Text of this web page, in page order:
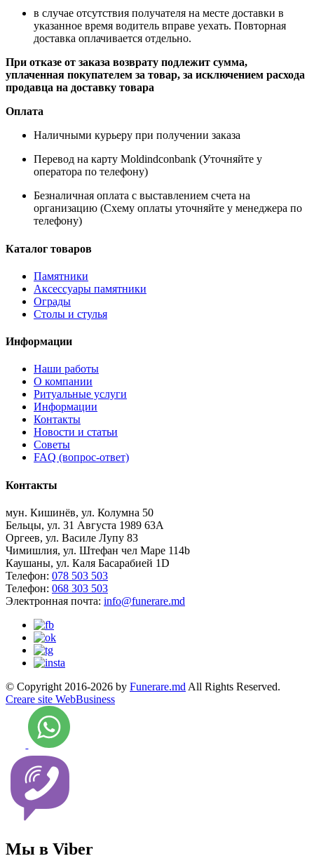
в случае отсутствия получателя на месте доставки в
указанное время водитель вправе уехать. Повторная
доставка оплачивается отдельно.
При отказе от заказа возврату подлежит сумма,
уплаченная покупателем за товар, за исключением расхода
продавца на доставку товара
Оплата
Наличными курьеру при получении заказа
Перевод на карту Moldindconbank (Уточняйте у
оператора по телефону)
Безналичная оплата с выставлением счета на
организацию (Схему оплаты уточняйте у менеджера по
телефону)
Каталог товаров
Памятники
Аксессуары памятники
Ограды
Столы и стулья
Информации
Наши работы
О компании
Ритуальные услуги
Информации
Контакты
Новости и статьи
Советы
FAQ (вопрос-ответ)
Контакты
мун. Кишинёв, ул. Колумна 50
Бельцы, ул. 31 Августа 1989 63А
Оргеев, ул. Василе Лупу 83
Чимишлия, ул. Штефан чел Маре 114b
Каушаны, ул. Каля Басарабией 1D
Телефон: 078 503 503
Телефон: 068 303 503
Электронная почта: info@funerare.md
© Copyright 2016-2026 by Funerare.md All Rights Reserved.
Creare site WebBusiness
Мы в Viber